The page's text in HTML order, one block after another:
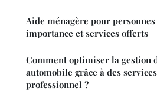
Aide ménagère pour personnes
importance et services offerts
Comment optimiser la gestion
automobile grâce à des
professionnel ?